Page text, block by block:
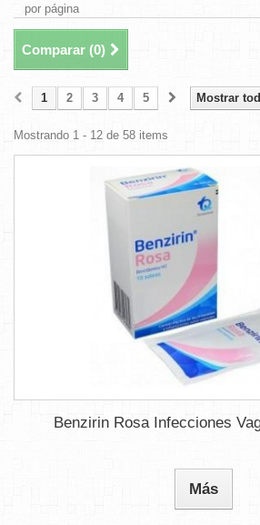
por página
Comparar (0)
Mostrar
1 2 3 4 5
Mostrando 1 - 12 de 58 items
Benzirin Rosa Infecciones
Más